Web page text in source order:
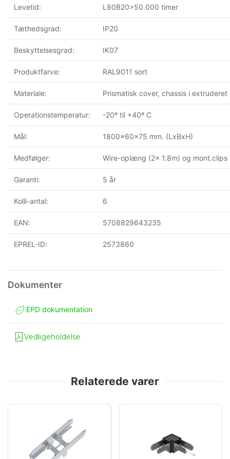
Levetid: L80B20>50.000 timer
Tæthedsgrad: IP20
Beskyttelsesgrad: IK07
Produktfarve: RAL9011 sort
Materiale: Prismatisk cover, chassis i
Operationstemperatur: -20º til +40º C
Mål: 1800x60x75 mm. (LxBxH)
Medfølger: Wire-oplæng (2x 1.8m) og mont.clips
Garanti: 5 år
Kolli-antal: 6
EAN: 5708829643235
EPREL-ID: 2573860
EPD dokumentation
Vedligeholdelse
Relaterede varer